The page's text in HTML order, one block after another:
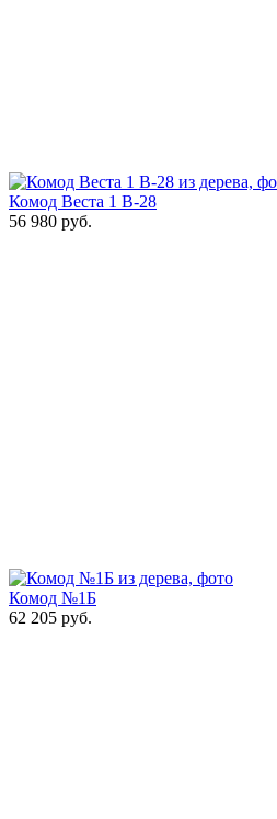
Комод Веста 1 В-28
56 980 руб.
Комод №1Б
62 205 руб.